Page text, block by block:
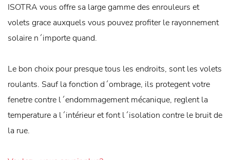
ISOTRA vous offre sa large gamme des enrouleurs et
volets grace auxquels vous pouvez profiter le rayonnement
solaire n´importe quand.
Le bon choix pour presque tous les endroits, sont les volets
roulants. Sauf la fonction d´ombrage, ils protegent votre
fenetre contre l´endommagement mécanique, reglent la
temperature a l´intérieur et font l´isolation contre le bruit de
la rue.